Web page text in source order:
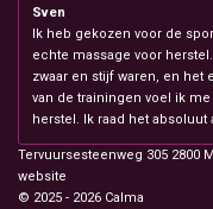
Sven
Ik heb gekozen voor de
echte massage voor
zwaar en stijf waren, en het
van de trainingen voel ik
herstel. Ik raad het absoluut
Tervuursesteenweg 305 2800
website
© 2025 - 2026 Calma